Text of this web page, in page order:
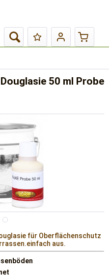
50 ml Probe
für Oberflächenschutz
aus.